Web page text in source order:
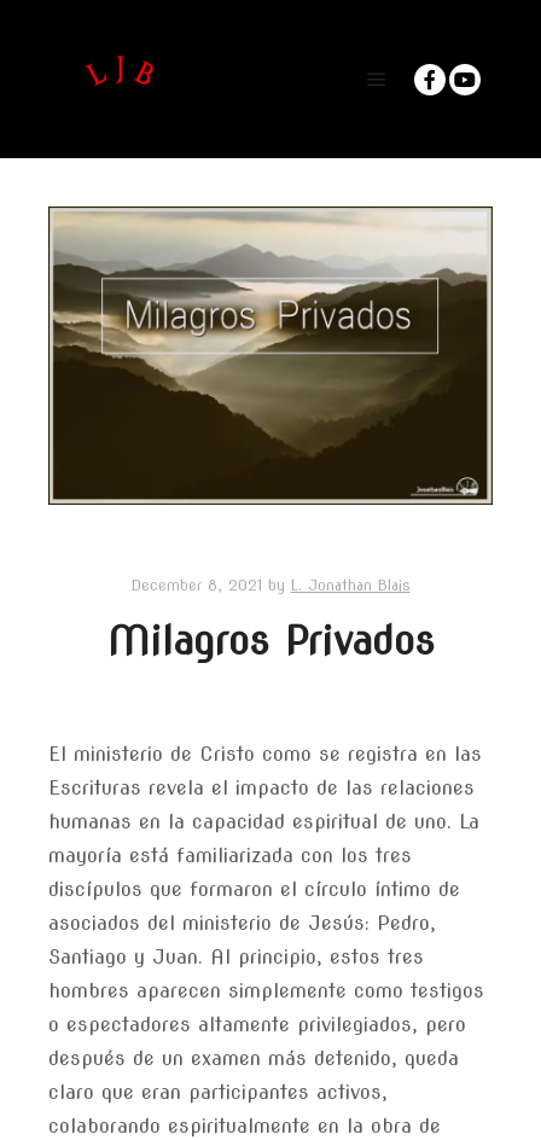
December 8, 2021 by L. Jonathan Blais
Milagros Privados
El ministerio de Cristo como se registra en las
Escrituras revela el impacto de las relaciones
humanas en la capacidad espiritual de uno. La
mayoría está familiarizada con los tres
discípulos que formaron el círculo íntimo de
asociados del ministerio de Jesús: Pedro,
Santiago y Juan. Al principio, estos tres
hombres aparecen simplemente como testigos
o espectadores altamente privilegiados, pero
después de un examen más detenido, queda
claro que eran participantes activos,
colaborando espiritualmente en la obra de